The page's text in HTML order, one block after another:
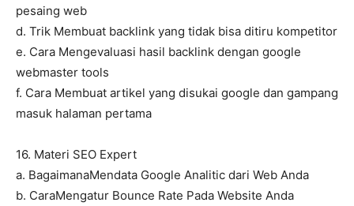
pesaing web
d. Trik Membuat backlink yang tidak bisa ditiru kompetitor
e. Cara Mengevaluasi hasil backlink dengan google
webmaster tools
f. Cara Membuat artikel yang disukai google dan gampang
masuk halaman pertama
16. Materi SEO Expert
a. BagaimanaMendata Google Analitic dari Web Anda
b. CaraMengatur Bounce Rate Pada Website Anda